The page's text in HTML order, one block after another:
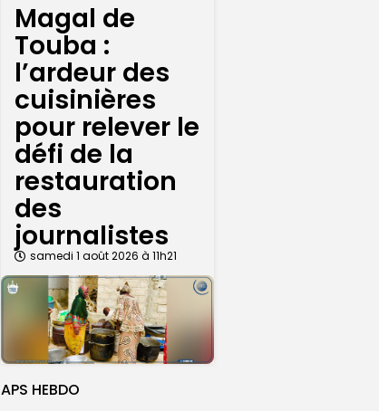
Magal de
Touba :
l’ardeur des
cuisinières
pour relever le
défi de la
restauration
des
journalistes
samedi 1 août 2026 à 11h21
APS HEBDO